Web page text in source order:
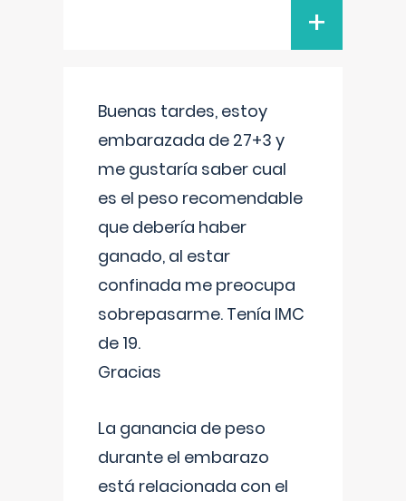
+
Buenas tardes, estoy
embarazada de 27+3 y
me gustaría saber cual
es el peso recomendable
que debería haber
ganado, al estar
confinada me preocupa
sobrepasarme. Tenía IMC
de 19.
Gracias
La ganancia de peso
durante el embarazo
está relacionada con el